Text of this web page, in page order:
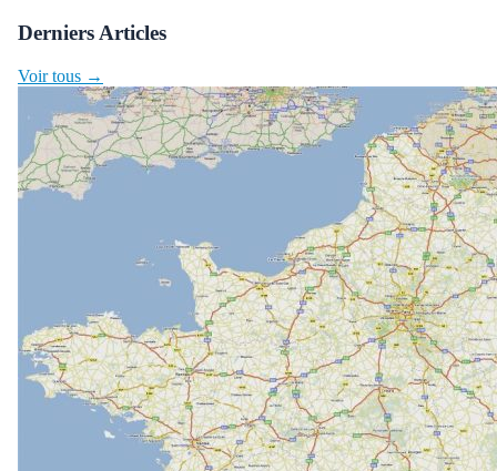
Derniers Articles
Voir tous →